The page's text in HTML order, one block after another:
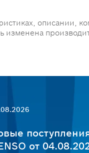
описании,
от